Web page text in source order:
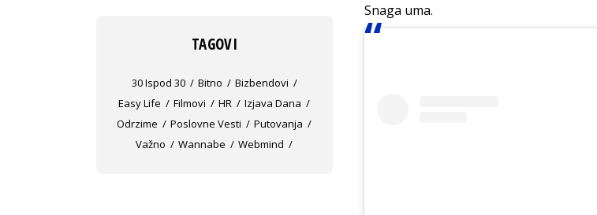
Snaga uma.
TAGOVI
30 Ispod 30 Bitno
Bizbendovi
Easy Life
Filmovi HR
Izjava Dana
Odrzime
Poslovne Vesti
Putovanja
Važno
Wannabe Webmind